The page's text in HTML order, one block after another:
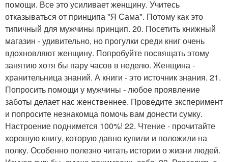
помощи. Все это усиливает женщину. Учитесь
отказываться от принципа "Я Сама". Потому как это
типичный для мужчины принцип. 20. Посетить книжный
магазин - удивительно, но прогулки среди книг очень
вдохновляют женщину. Попробуйте посвящать этому
занятию хотя бы пару часов в неделю. Женщина -
хранительница знаний. А книги - это источник знания. 21.
Попросить помощи у мужчины - любое проявление
заботы делает нас женственнее. Проведите эксперимент
и попросите незнакомца помочь вам донести сумку.
Настроение поднимется 100%! 22. Чтение - прочитайте
хорошую книгу, которую давно купили и положили на
полку. Особенно полезно читать истории о жизни людей.